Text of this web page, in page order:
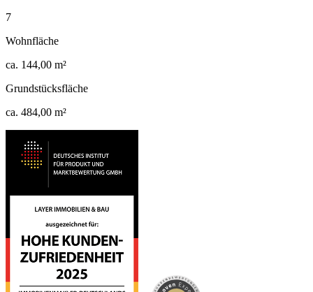
7
Wohnfläche
ca. 144,00 m²
Grundstücksfläche
ca. 484,00 m²